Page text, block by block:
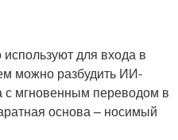
для входа в
можно разбудить ИИ-
с мгновенным переводом в
основа – носимый